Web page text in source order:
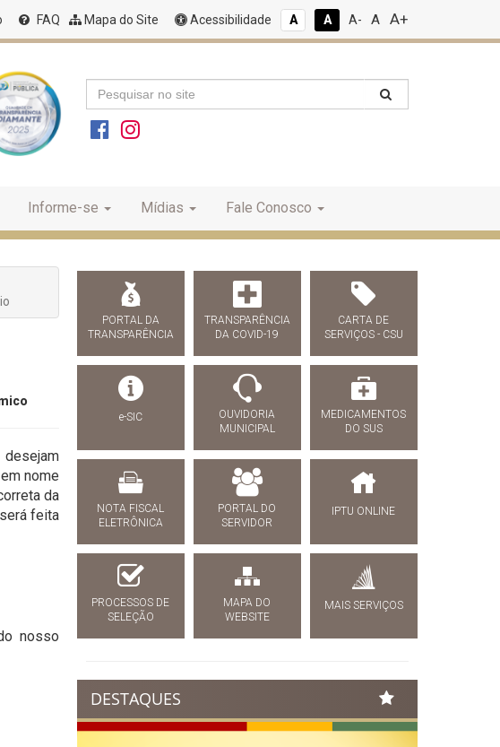
FAQ Mapa do Site Acessibilidade A A A- A A+
Informe-se Mídias Fale Conosco
nome
da
feita
nosso
PORTAL DA
TRANSPARÊNCIA
TRANSPARÊNCIA
DA COVID-19
CARTA DE
SERVIÇOS - CSU
e-SIC
OUVIDORIA
MUNICIPAL
MEDICAMENTOS
DO SUS
NOTA FISCAL
ELETRÔNICA
PORTAL DO
SERVIDOR
IPTU ONLINE
PROCESSOS DE
SELEÇÃO
MAPA DO
WEBSITE
MAIS SERVIÇOS
DESTAQUES